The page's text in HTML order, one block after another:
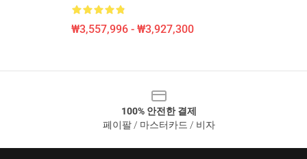
₩3,557,996 - ₩3,927,300
100% 안전한 결제
페이팔 / 마스터카드 / 비자